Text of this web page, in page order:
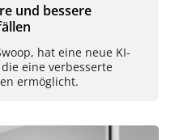
und bessere
hat eine neue KI-
eine verbesserte
ermöglicht.